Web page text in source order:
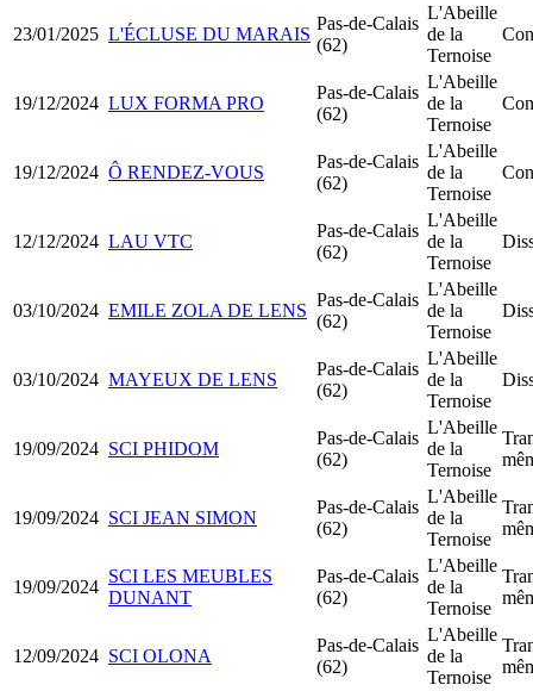
23/01/2025 L'ÉCLUSE DU MARAIS
Pas-de-Calais
(62)
L'Abeille
de la
Ternoise
19/12/2024 LUX FORMA PRO
Pas-de-Calais
(62)
L'Abeille
de la
Ternoise
19/12/2024 Ô RENDEZ-VOUS
Pas-de-Calais
(62)
L'Abeille
de la
Ternoise
12/12/2024 LAU VTC
Pas-de-Calais
(62)
L'Abeille
de la
Ternoise
03/10/2024 EMILE ZOLA DE LENS
Pas-de-Calais
(62)
L'Abeille
de la
Ternoise
03/10/2024 MAYEUX DE LENS
Pas-de-Calais
(62)
L'Abeille
de la
Ternoise
19/09/2024 SCI PHIDOM
Pas-de-Calais
(62)
L'Abeille
de la
Ternoise
19/09/2024 SCI JEAN SIMON
Pas-de-Calais
(62)
L'Abeille
de la
Ternoise
19/09/2024
SCI LES MEUBLES
DUNANT
Pas-de-Calais
(62)
L'Abeille
de la
Ternoise
12/09/2024 SCI OLONA
Pas-de-Calais
(62)
L'Abeille
de la
Ternoise